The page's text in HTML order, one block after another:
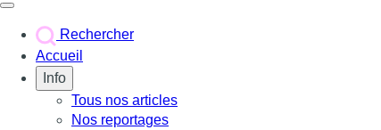
Rechercher
Accueil
Info
Tous nos articles
Nos reportages